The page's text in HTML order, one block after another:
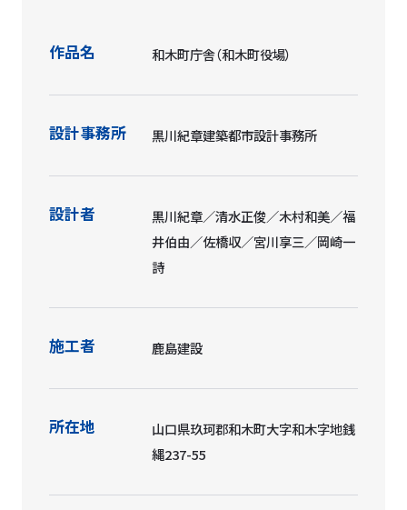
作品名 和木町庁舎（和木町役場）
設計事務所 黒川紀章建築都市設計事務所
設計者
黒川紀章／清水正俊／木村和美／福
井伯由／佐橋収／宮川享三／岡崎一
詩
施工者 鹿島建設
所在地
山口県玖珂郡和木町大字和木字地銭
縄237-55